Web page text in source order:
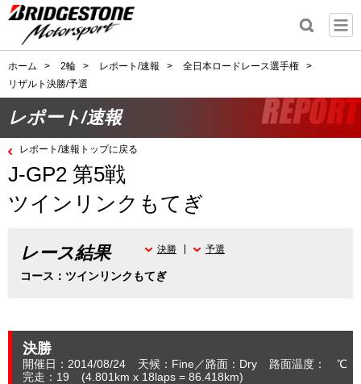
ホーム > 2輪 > レポート/速報 > 全日本ロードレース選手権
>
リザルト決勝/予選
レポート/速報
レポート/速報トップに戻る
J-GP2 第5戦
ツインリンクもてぎ
レース結果
コース：ツインリンクもてぎ
決勝 予選
決勝
開催日：2014/08/24 天候：Fine 路面：Dry
路面温度： ℃
完走：19
(4.801 km x 18laps = 86.418km)